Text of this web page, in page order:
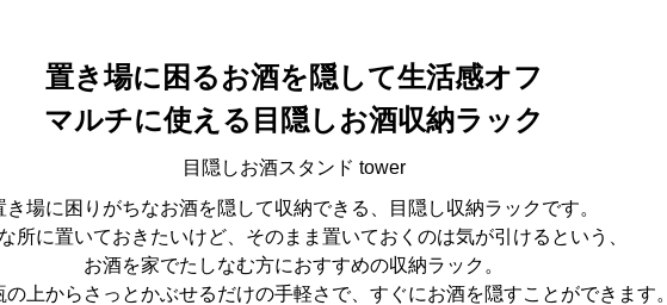
置き場に困るお酒を隠して生活感オフ
マルチに使える目隠しお酒収納ラック
目隠しお酒スタンド tower
き場に困りがちなお酒を隠して収納できる、目隠し収納ラックです。
所に置いておきたいけど、そのまま置いておくのは気が引けるという、
お酒を家でたしなむ方におすすめの収納ラック。
の上からさっとかぶせるだけの手軽さで、すぐにお酒を隠すことができます。